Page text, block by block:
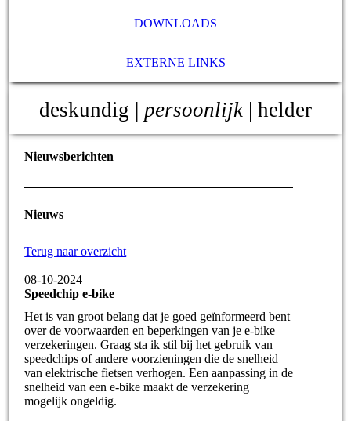
DOWNLOADS
EXTERNE LINKS
deskundig | persoonlijk | helder
Nieuwsberichten
Nieuws
Terug naar overzicht
08-10-2024
Speedchip e-bike
Het is van groot belang dat je goed geïnformeerd bent
over de voorwaarden en beperkingen van je e-bike
verzekeringen. Graag sta ik stil bij het gebruik van
speedchips of andere voorzieningen die de snelheid
van elektrische fietsen verhogen. Een aanpassing in de
snelheid van een e-bike maakt de verzekering
mogelijk ongeldig.